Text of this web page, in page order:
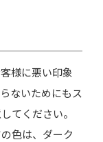
様に悪い印象
ないためにもス
てください。
色は、ダーク